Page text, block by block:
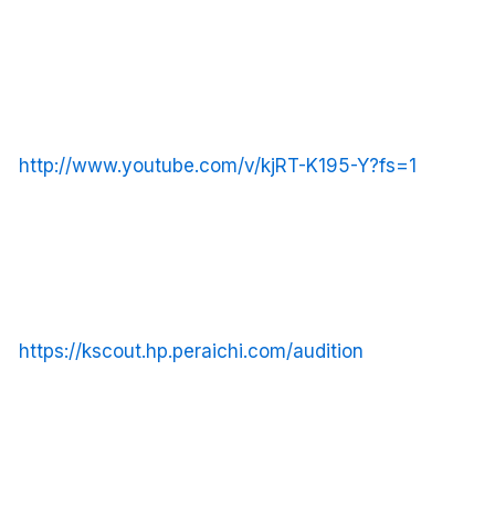
http://www.youtube.com/v/kjRT-K195-Y?fs=1
https://kscout.hp.peraichi.com/audition